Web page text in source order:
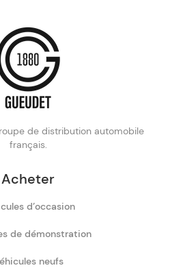
de distribution automobile
français.
Acheter
d’occasion
de démonstration
neufs